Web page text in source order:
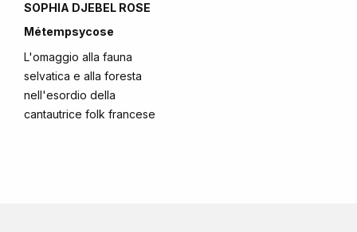
SOPHIA DJEBEL ROSE
Métempsycose
L'omaggio alla fauna
selvatica e alla foresta
nell'esordio della
cantautrice folk francese